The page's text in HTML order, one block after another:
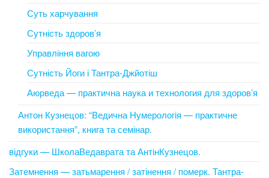
Суть харчування
Сутність здоров’я
Управління вагою
Сутність Йоги і Тантра-Джйотіш
Аюрведа — практична наука и технология для здоров’я
Антон Кузнецов: “Ведична Нумерологія — практичне
використання”, книга та семінар.
відгуки — ШколаВедаврата та АнтінКузнецов.
Затемнення — затьмарення / затінення / померк. Тантра-